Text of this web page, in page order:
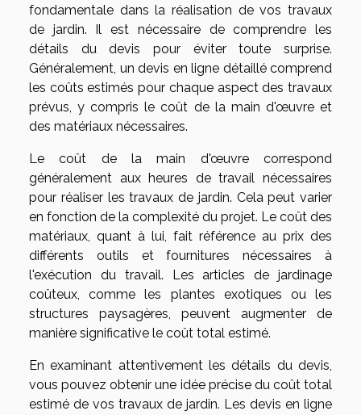
fondamentale dans la réalisation de vos travaux
de jardin. Il est nécessaire de comprendre les
détails du devis pour éviter toute surprise.
Généralement, un devis en ligne détaillé comprend
les coûts estimés pour chaque aspect des travaux
prévus, y compris le coût de la main d'œuvre et
des matériaux nécessaires.
Le coût de la main d'œuvre correspond
généralement aux heures de travail nécessaires
pour réaliser les travaux de jardin. Cela peut varier
en fonction de la complexité du projet. Le coût des
matériaux, quant à lui, fait référence au prix des
différents outils et fournitures nécessaires à
l'exécution du travail. Les articles de jardinage
coûteux, comme les plantes exotiques ou les
structures paysagères, peuvent augmenter de
manière significative le coût total estimé.
En examinant attentivement les détails du devis,
vous pouvez obtenir une idée précise du coût total
estimé de vos travaux de jardin. Les devis en ligne